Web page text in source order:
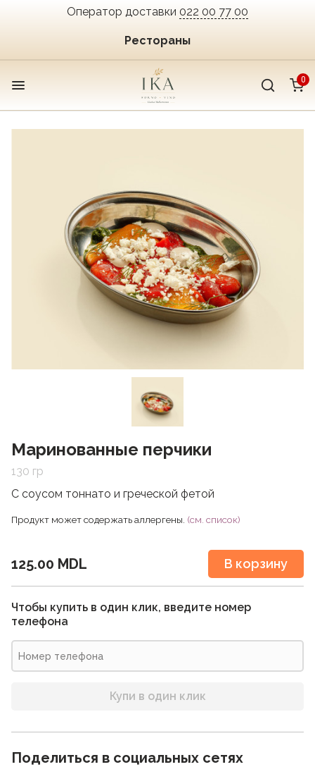
Оператор доставки 022 00 77 00
Рестораны
0
Маринованные перчики
130 гр
С соусом тоннато и греческой фетой
Продукт может содержать аллергены. (см. список)
125.00 MDL В корзину
Чтобы купить в один клик, введите номер
телефона
Купи в один клик
Поделиться в социальных сетях